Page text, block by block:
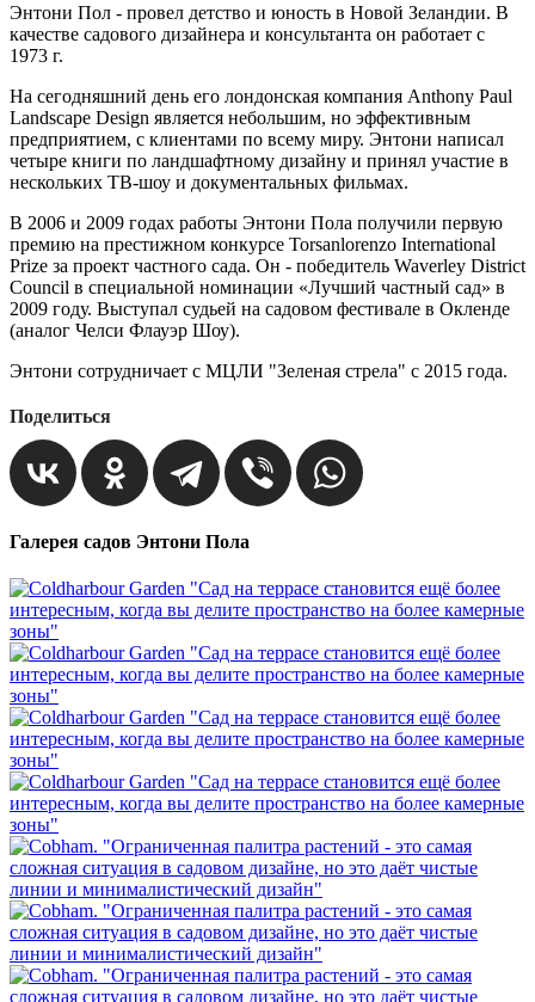
Энтони Пол - провел детство и юность в Новой Зеландии. В
качестве садового дизайнера и консультанта он работает с
1973 г.
На сегодняшний день его лондонская компания Anthony Paul
Landscape Design является небольшим, но эффективным
предприятием, с клиентами по всему миру. Энтони написал
четыре книги по ландшафтному дизайну и принял участие в
нескольких ТВ-шоу и документальных фильмах.
В 2006 и 2009 годах работы Энтони Пола получили первую
премию на престижном конкурсе Torsanlorenzo International
Prize за проект частного сада. Он - победитель Waverley District
Council в специальной номинации «Лучший частный сад» в
2009 году. Выступал судьей на садовом фестивале в Окленде
(аналог Челси Флауэр Шоу).
Энтони сотрудничает с МЦЛИ "Зеленая стрела" с 2015 года.
Поделиться
Галерея садов Энтони Пола